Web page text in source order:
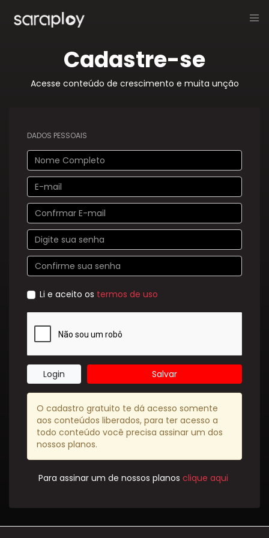
Cadastre-se
Acesse conteúdo de crescimento e muita unção
DADOS PESSOAIS
Li e aceito os termos de uso
Login Salvar
O cadastro gratuito te dá acesso somente
aos conteúdos liberados, para ter acesso a
todo conteúdo você precisa assinar um dos
nossos planos.
Para assinar um de nossos planos clique aqui